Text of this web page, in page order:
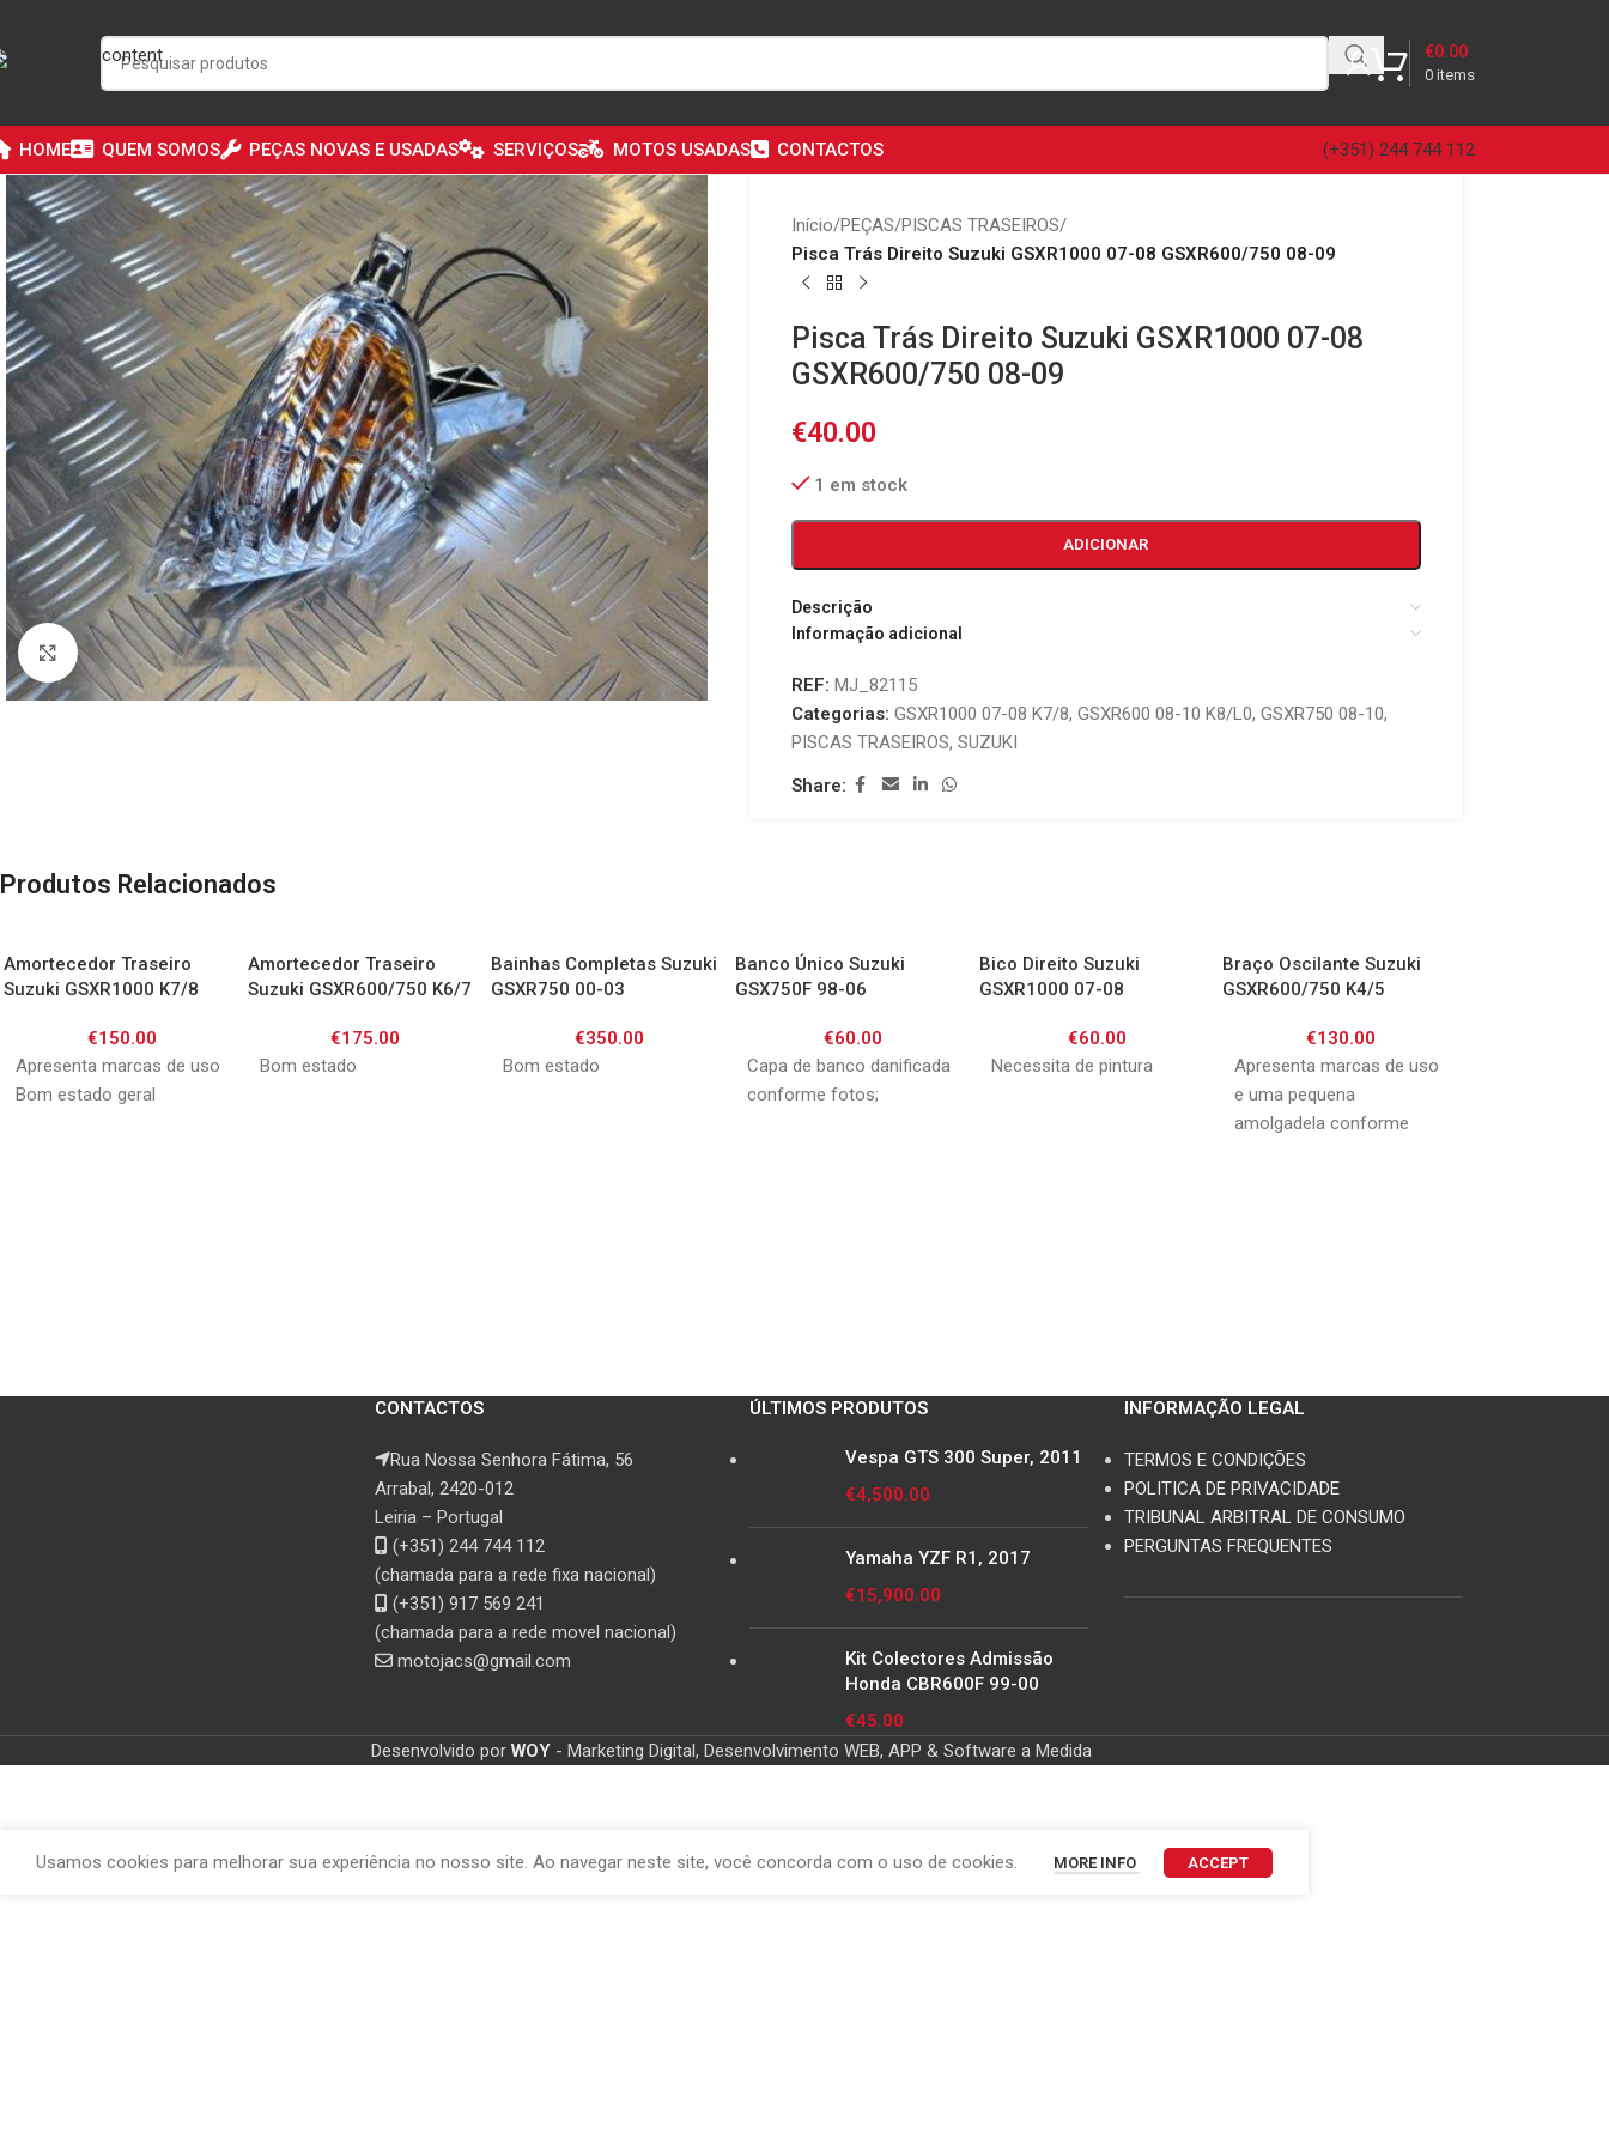
Skip to main content
0 items
€0.00
HOME QUEM SOMOS PEÇAS NOVAS E USADAS SERVIÇOS MOTOS USADAS CONTACTOS (+351) 244 744 112
Click to enlarge
Início/PEÇAS/PISCAS TRASEIROS/
Pisca Trás Direito Suzuki GSXR1000 07-08 GSXR600/750 08-09
Pisca Trás Direito Suzuki GSXR1000 07-08
GSXR600/750 08-09
€40.00
1 em stock
ADICIONAR
Descrição
Informação adicional
REF: MJ_82115
Categorias: GSXR1000 07-08 K7/8, GSXR600 08-10 K8/L0, GSXR750 08-10,
PISCAS TRASEIROS, SUZUKI
Share:
Produtos Relacionados
Amortecedor Traseiro
Suzuki GSXR1000 K7/8
€150.00
Apresenta marcas de uso
Bom estado geral
Amortecedor Traseiro
Suzuki GSXR600/750 K6/7
€175.00
Bom estado
Bainhas Completas Suzuki
GSXR750 00-03
€350.00
Bom estado
Banco Único Suzuki
GSX750F 98-06
€60.00
Capa de banco danificada
conforme fotos;
Bico Direito Suzuki
GSXR1000 07-08
€60.00
Necessita de pintura
Braço Oscilante Suzuki
GSXR600/750 K4/5
€130.00
Apresenta marcas de uso
e uma pequena
amolgadela conforme
CONTACTOS
Rua Nossa Senhora Fátima, 56
Arrabal, 2420-012
Leiria – Portugal
(+351) 244 744 112
(chamada para a rede fixa nacional)
(+351) 917 569 241
(chamada para a rede movel nacional)
motojacs@gmail.com
ÚLTIMOS PRODUTOS
Vespa GTS 300 Super, 2011
€4,500.00
Yamaha YZF R1, 2017
€15,900.00
Kit Colectores Admissão
Honda CBR600F 99-00
€45.00
INFORMAÇÃO LEGAL
TERMOS E CONDIÇÕES
POLITICA DE PRIVACIDADE
TRIBUNAL ARBITRAL DE CONSUMO
PERGUNTAS FREQUENTES
Desenvolvido por WOY - Marketing Digital, Desenvolvimento WEB, APP & Software a Medida
Usamos cookies para melhorar sua experiência no nosso site. Ao navegar neste site, você concorda com o uso de cookies. MORE INFO ACCEPT